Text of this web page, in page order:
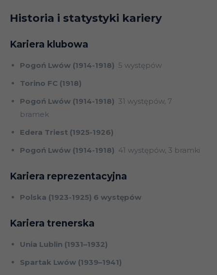
Historia i statystyki kariery
Kariera klubowa
Pogoń Lwów (1914-1918) 5 występów
Torino FC (1918)
Pogoń Lwów (1914-1918) 31 występów, 7
bramek
Edera Triest (1925-1926)
Pogoń Lwów (1914-1918) 41 występów, 3 bramki
Kariera reprezentacyjna
Polska (1923-1925) 6 występów
Kariera trenerska
Unia Lublin (1931–1932)
Spartak Lwów (1939–1941)